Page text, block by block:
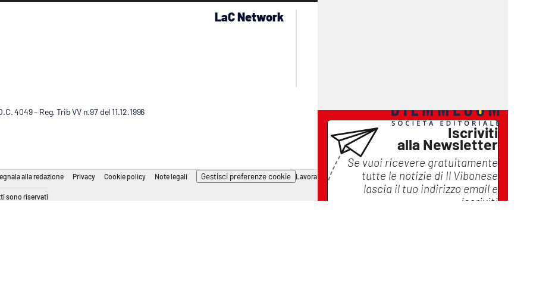
Iscriviti
alla Newsletter
Se vuoi ricevere gratuitamente
tutte le notizie di Il Vibonese
lascia il tuo indirizzo email e
iscriviti
LaC Network
4049 – Reg. Trib VV n.97 del 11.12.1996
alla redazione Privacy Cookie policy Note legali Gestisci preferenze cookie Lavora con noi
sono riservati